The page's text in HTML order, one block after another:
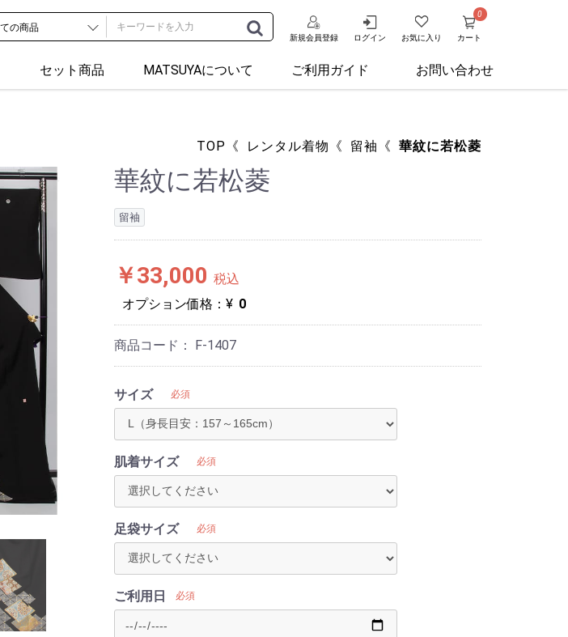
新規会員登録 ログイン お気に入り
0
カート
セット商品 MATSUYAについて ご利用ガイド お問い合わせ
TOP 《 レンタル着物 《 留袖 《 華紋に若松菱
華紋に若松菱
留袖
￥33,000 税込
オプション価格：¥ 0
商品コード： F-1407
サイズ 必須
肌着サイズ 必須
足袋サイズ 必須
ご利用日 必須